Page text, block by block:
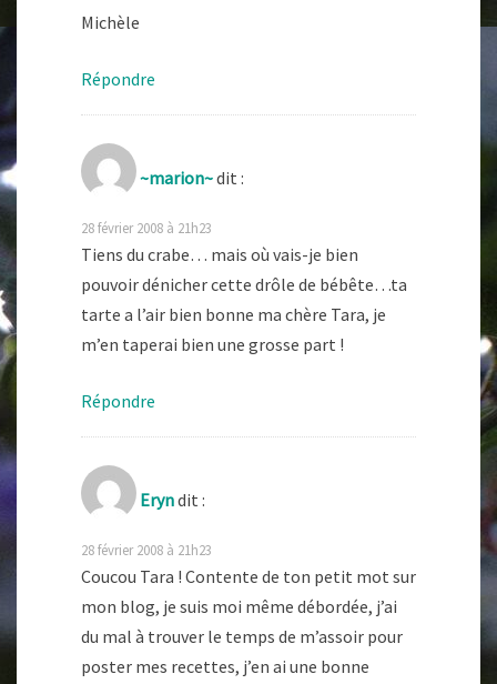
Michèle
Répondre
~marion~dit :
28 février 2008 à 21h23
Tiens du crabe… mais où vais-je bien
pouvoir dénicher cette drôle de bébête…ta
tarte a l’air bien bonne ma chère Tara, je
m’en taperai bien une grosse part !
Répondre
Eryndit :
28 février 2008 à 21h23
Coucou Tara ! Contente de ton petit mot sur
mon blog, je suis moi même débordée, j’ai
du mal à trouver le temps de m’assoir pour
poster mes recettes, j’en ai une bonne